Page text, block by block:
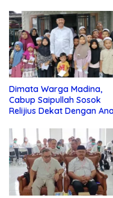
Dimata Warga Madina,
Cabup Saipullah Sosok
Relijius Dekat Dengan